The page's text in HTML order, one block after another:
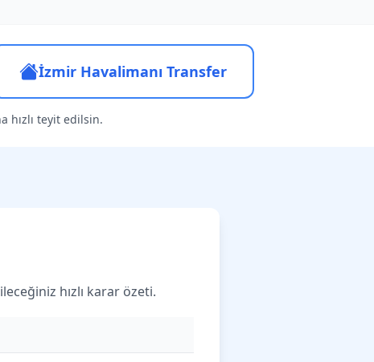
İzmir Havalimanı Transfer
hızlı teyit edilsin.
hızlı karar özeti.